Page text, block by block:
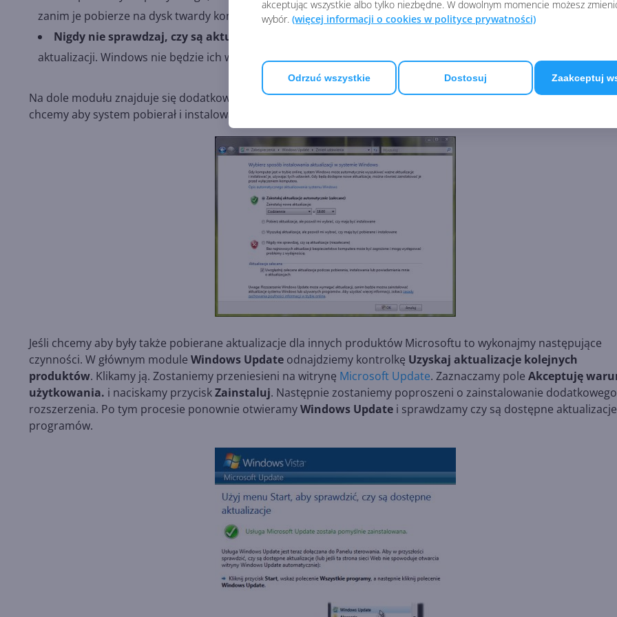
akceptując wszystkie albo tylko niezbędne. W dowolnym momencie możesz
wybór. (więcej informacji o cookies w polityce prywatności)
Odrzuć wszystkie Dostosuj Zaakceptuj
zanim je pobierze na dysk twardy komputera.
Nigdy nie sprawdzaj, czy są aktualizacje (niezalecane)
aktualizacji. Windows nie będzie ich wyszukiwał. Oczywiście stanowczo odradzamy ten wybór.
Na dole modułu znajduje się dodatkowo sekcjaAktualizacje zalecane. Zaznaczamy pole wyboru Uwzględnij...
chcemy aby system pobierał i instalował dodatkowo aktualizacje zalecane.
Jeśli chcemy aby były także pobierane aktualizacje dla innych produktów Microsoftu to wykonajmy następujące
czynności. W głównym module Windows Update odnajdziemy kontrolkę Uzyskaj aktualizacje kolejnych
produktów. Klikamy ją. Zostaniemy przeniesieni na witrynę Microsoft Update. Zaznaczamy pole Akceptuję
użytkowania. i naciskamy przyciskZainstaluj. Następnie zostaniemy poproszeni o zainstalowanie dodatkowego
rozszerzenia. Po tym procesie ponownie otwieramyWindows Update i sprawdzamy czy są dostępne
programów.